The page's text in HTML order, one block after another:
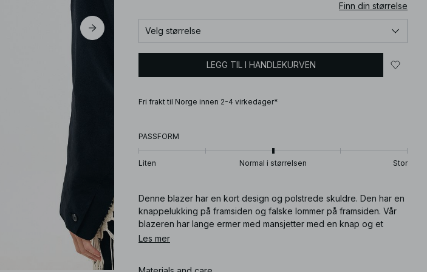
Finn din størrelse
Velg størrelse
LEGG TIL I HANDLEKURVEN
Fri frakt til Norge innen 2-4 virkedager*
PASSFORM
Liten Normal i størrelsen Stor
Denne blazer har en kort design og polstrede skuldre. Den har en
knappelukking på framsiden og falske lommer på framsiden. Vår
blazeren har lange ermer med mansjetter med en knap og et
innsidefôr.
Les mer